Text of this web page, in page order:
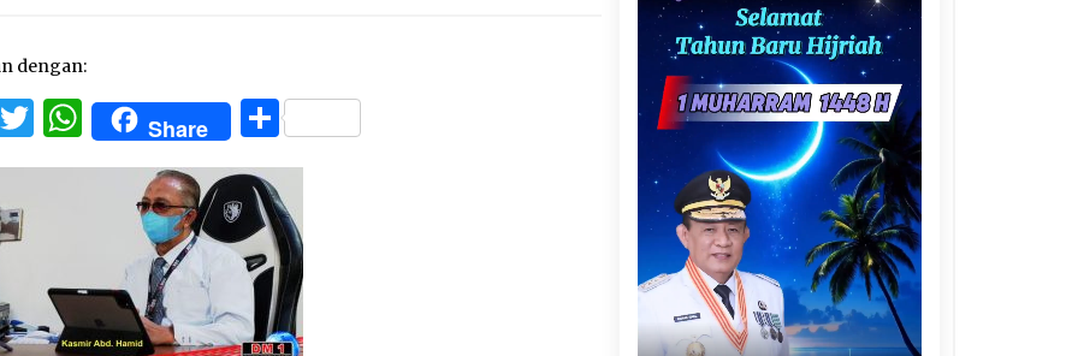
dengan:
Twitter
WhatsApp
Share Share